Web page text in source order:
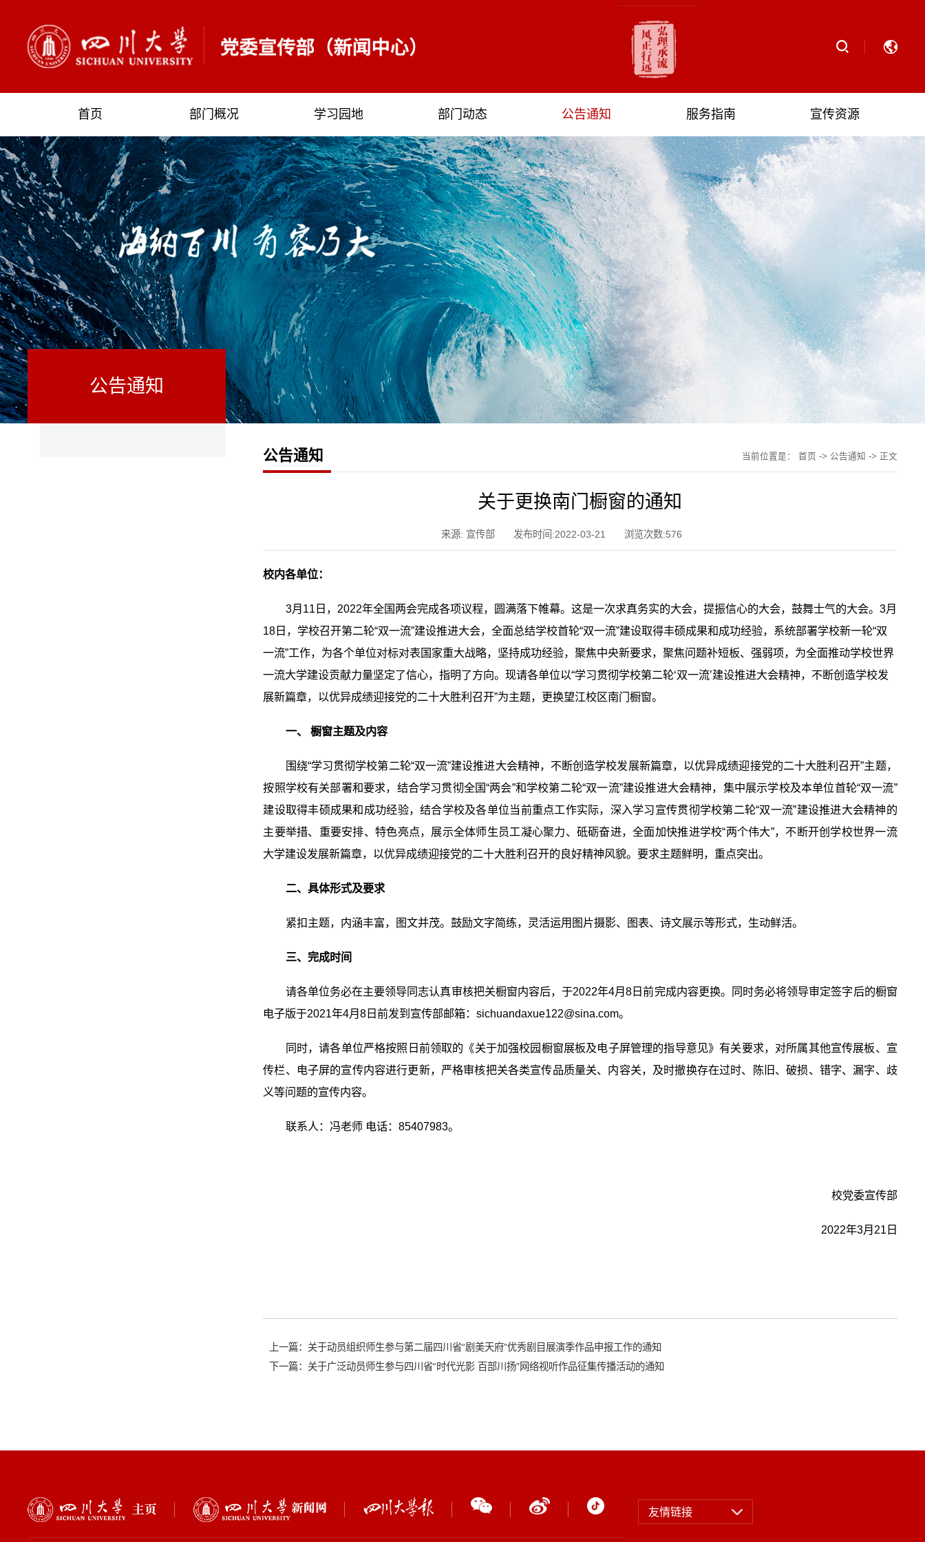
首页 部门概况 学习园地 部门动态 公告通知 服务指南 宣传资源
公告通知
公告通知 当前位置是： 首页 -> 公告通知 -> 正文
关于更换南门橱窗的通知
来源: 宣传部 发布时间:2022-03-21 浏览次数:576
校内各单位：
3月11日，2022年全国两会完成各项议程，圆满落下帷幕。这是一次求真务实的大会，提振信心的大会，鼓舞士气的大会。3月
18日，学校召开第二轮“双一流”建设推进大会，全面总结学校首轮“双一流”建设取得丰硕成果和成功经验，系统部署学校新一轮“双
一流”工作，为各个单位对标对表国家重大战略，坚持成功经验，聚焦中央新要求，聚焦问题补短板、强弱项，为全面推动学校世界
一流大学建设贡献力量坚定了信心，指明了方向。现请各单位以“学习贯彻学校第二轮‘双一流’建设推进大会精神，不断创造学校发
展新篇章，以优异成绩迎接党的二十大胜利召开”为主题，更换望江校区南门橱窗。
一、 橱窗主题及内容
围绕“学习贯彻学校第二轮“双一流”建设推进大会精神，不断创造学校发展新篇章，以优异成绩迎接党的二十大胜利召开”主题，
按照学校有关部署和要求，结合学习贯彻全国“两会”和学校第二轮“双一流”建设推进大会精神，集中展示学校及本单位首轮“双一流”
建设取得丰硕成果和成功经验，结合学校及各单位当前重点工作实际，深入学习宣传贯彻学校第二轮“双一流”建设推进大会精神的
主要举措、重要安排、特色亮点，展示全体师生员工凝心聚力、砥砺奋进，全面加快推进学校“两个伟大”，不断开创学校世界一流
大学建设发展新篇章，以优异成绩迎接党的二十大胜利召开的良好精神风貌。要求主题鲜明，重点突出。
二、具体形式及要求
紧扣主题，内涵丰富，图文并茂。鼓励文字简练，灵活运用图片摄影、图表、诗文展示等形式，生动鲜活。
三、完成时间
请各单位务必在主要领导同志认真审核把关橱窗内容后，于2022年4月8日前完成内容更换。同时务必将领导审定签字后的橱窗
电子版于2021年4月8日前发到宣传部邮箱：sichuandaxue122@sina.com。
同时，请各单位严格按照日前领取的《关于加强校园橱窗展板及电子屏管理的指导意见》有关要求，对所属其他宣传展板、宣
传栏、电子屏的宣传内容进行更新，严格审核把关各类宣传品质量关、内容关，及时撤换存在过时、陈旧、破损、错字、漏字、歧
义等问题的宣传内容。
联系人：冯老师 电话：85407983。
校党委宣传部
2022年3月21日
上一篇：关于动员组织师生参与第二届四川省“剧美天府”优秀剧目展演季作品申报工作的通知
下一篇：关于广泛动员师生参与四川省“时代光影 百部川扬”网络视听作品征集传播活动的通知
友情链接